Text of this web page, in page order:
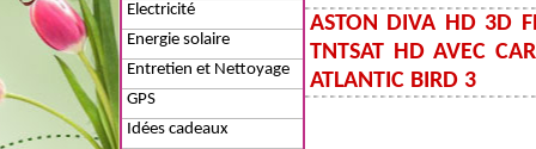
Electricité
Energie solaire
Entretien et Nettoyage
GPS
Idées cadeaux
ASTON DIVA HD 3D
TNTSAT HD AVEC
ATLANTIC BIRD 3